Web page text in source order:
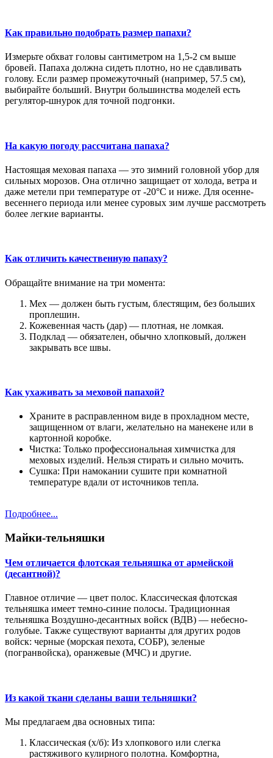
Как правильно подобрать размер папахи?
Измерьте обхват головы сантиметром на 1,5-2 см выше
бровей. Папаха должна сидеть плотно, но не сдавливать
голову. Если размер промежуточный (например, 57.5 см),
выбирайте больший. Внутри большинства моделей есть
регулятор-шнурок для точной подгонки.
На какую погоду рассчитана папаха?
Настоящая меховая папаха — это зимний головной убор для
сильных морозов. Она отлично защищает от холода, ветра и
даже метели при температуре от -20°C и ниже. Для осенне-
весеннего периода или менее суровых зим лучше рассмотреть
более легкие варианты.
Как отличить качественную папаху?
Обращайте внимание на три момента:
Мех — должен быть густым, блестящим, без больших
проплешин.
Кожевенная часть (дар) — плотная, не ломкая.
Подклад — обязателен, обычно хлопковый, должен
закрывать все швы.
Как ухаживать за меховой папахой?
Храните в расправленном виде в прохладном месте,
защищенном от влаги, желательно на манекене или в
картонной коробке.
Чистка: Только профессиональная химчистка для
меховых изделий. Нельзя стирать и сильно мочить.
Сушка: При намокании сушите при комнатной
температуре вдали от источников тепла.
Подробнее...
Майки-тельняшки
Чем отличается флотская тельняшка от армейской
(десантной)?
Главное отличие — цвет полос. Классическая флотская
тельняшка имеет темно-синие полосы. Традиционная
тельняшка Воздушно-десантных войск (ВДВ) — небесно-
голубые. Также существуют варианты для других родов
войск: черные (морская пехота, СОБР), зеленые
(погранвойска), оранжевые (МЧС) и другие.
Из какой ткани сделаны ваши тельняшки?
Мы предлагаем два основных типа:
Классическая (х/б): Из хлопкового или слегка
растяживого кулирного полотна. Комфортна,